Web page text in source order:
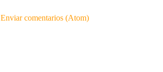
Enviar comentarios (Atom)